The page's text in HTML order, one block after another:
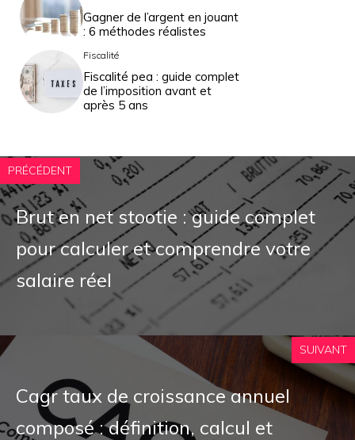
Gagner de l’argent en jouant
: 6 méthodes réalistes
Fiscalité
Fiscalité pea : guide complet
de l’imposition avant et
après 5 ans
PRÉCÉDENT
Brut en net stootie : guide complet
pour calculer et comprendre votre
salaire réel
SUIVANT
Cagr taux de croissance annuel
composé : définition, calcul et